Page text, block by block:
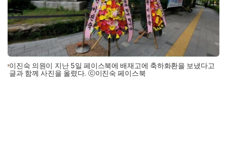
이진숙 의원이 지난 5일 페이스북에 배재고에 축하화환을 보냈다고
글과 함께 사진을 올렸다. ⓒ이진숙 페이스북